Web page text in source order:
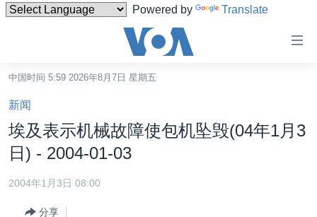
Powered by Translate
碍
链
接
跳
内
中国
中国时间 5:59 2026年8月7日 星期五
新闻
埃及表示机械故障使包机坠毁(04年1月3
日) - 2004-01-03
2004年1月3日 08:00
分享